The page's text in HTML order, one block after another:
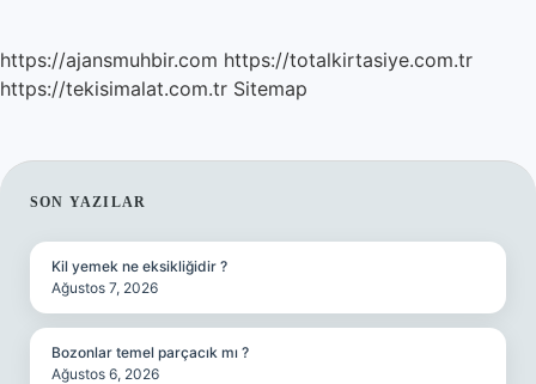
https://ajansmuhbir.com https://totalkirtasiye.com.tr
https://tekisimalat.com.tr Sitemap
SIDEBAR
SON YAZILAR
Kil yemek ne eksikliğidir ?
Ağustos 7, 2026
Bozonlar temel parçacık mı ?
Ağustos 6, 2026